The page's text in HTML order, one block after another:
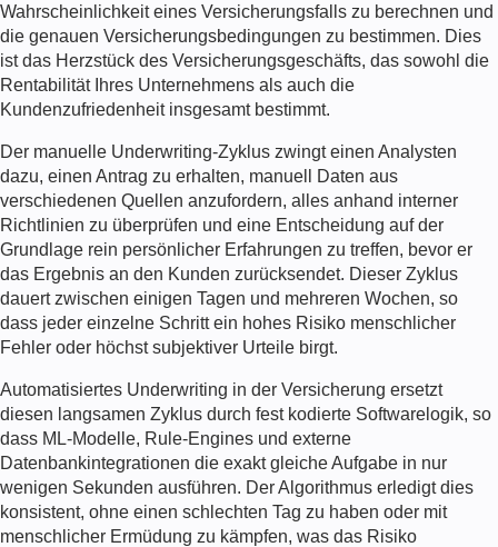
Wahrscheinlichkeit eines Versicherungsfalls zu berechnen und
die genauen Versicherungsbedingungen zu bestimmen. Dies
ist das Herzstück des Versicherungsgeschäfts, das sowohl die
Rentabilität Ihres Unternehmens als auch die
Kundenzufriedenheit insgesamt bestimmt.
Der manuelle Underwriting-Zyklus zwingt einen Analysten
dazu, einen Antrag zu erhalten, manuell Daten aus
verschiedenen Quellen anzufordern, alles anhand interner
Richtlinien zu überprüfen und eine Entscheidung auf der
Grundlage rein persönlicher Erfahrungen zu treffen, bevor er
das Ergebnis an den Kunden zurücksendet. Dieser Zyklus
dauert zwischen einigen Tagen und mehreren Wochen, so
dass jeder einzelne Schritt ein hohes Risiko menschlicher
Fehler oder höchst subjektiver Urteile birgt.
Automatisiertes Underwriting in der Versicherung ersetzt
diesen langsamen Zyklus durch fest kodierte Softwarelogik, so
dass ML-Modelle, Rule-Engines und externe
Datenbankintegrationen die exakt gleiche Aufgabe in nur
wenigen Sekunden ausführen. Der Algorithmus erledigt dies
konsistent, ohne einen schlechten Tag zu haben oder mit
menschlicher Ermüdung zu kämpfen, was das Risiko